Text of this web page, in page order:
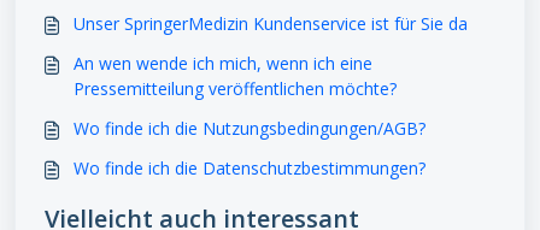
Unser SpringerMedizin Kundenservice ist für Sie da
An wen wende ich mich, wenn ich eine
Pressemitteilung veröffentlichen möchte?
Wo finde ich die Nutzungsbedingungen/AGB?
Wo finde ich die Datenschutzbestimmungen?
Vielleicht auch interessant